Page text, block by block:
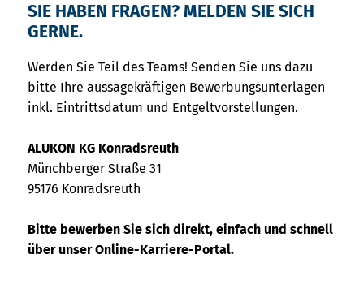
SIE HABEN FRAGEN? MELDEN SIE SICH
GERNE.
Werden Sie Teil des Teams! Senden Sie uns dazu
bitte Ihre aussagekräftigen Bewerbungsunterlagen
inkl. Eintrittsdatum und Entgeltvorstellungen.
ALUKON KG Konradsreuth
Münchberger Straße 31
95176 Konradsreuth
Bitte bewerben Sie sich direkt, einfach und schnell
über unser Online-Karriere-Portal.